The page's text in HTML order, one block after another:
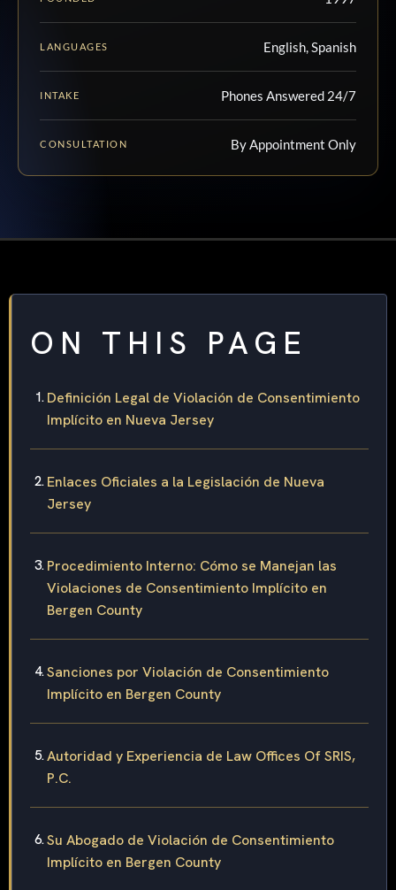
LANGUAGES English, Spanish
INTAKE Phones Answered 24/7
CONSULTATION By Appointment Only
ON THIS PAGE
Definición Legal de Violación de Consentimiento
Implícito en Nueva Jersey
Enlaces Oficiales a la Legislación de Nueva
Jersey
Procedimiento Interno: Cómo se Manejan las
Violaciones de Consentimiento Implícito en
Bergen County
Sanciones por Violación de Consentimiento
Implícito en Bergen County
Autoridad y Experiencia de Law Offices Of SRIS,
P.C.
Su Abogado de Violación de Consentimiento
Implícito en Bergen County